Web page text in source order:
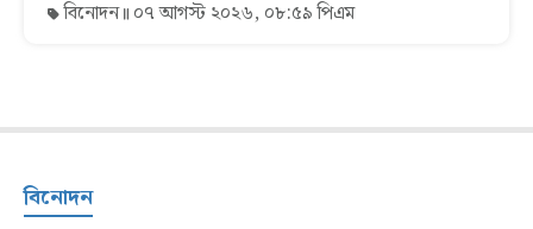
বিনোদন ০৭ আগস্ট ২০২৬, ০৮:৫৯ পিএম
বিনোদন